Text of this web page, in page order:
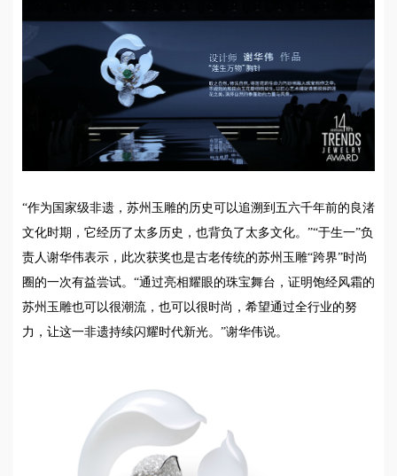
“作为国家级非遗，苏州玉雕的历史可以追溯到五六千年前的良渚
文化时期，它经历了太多历史，也背负了太多文化。”“于生一”负
责人谢华伟表示，此次获奖也是古老传统的苏州玉雕“跨界”时尚
圈的一次有益尝试。“通过亮相耀眼的珠宝舞台，证明饱经风霜的
苏州玉雕也可以很潮流，也可以很时尚，希望通过全行业的努
力，让这一非遗持续闪耀时代新光。”谢华伟说。